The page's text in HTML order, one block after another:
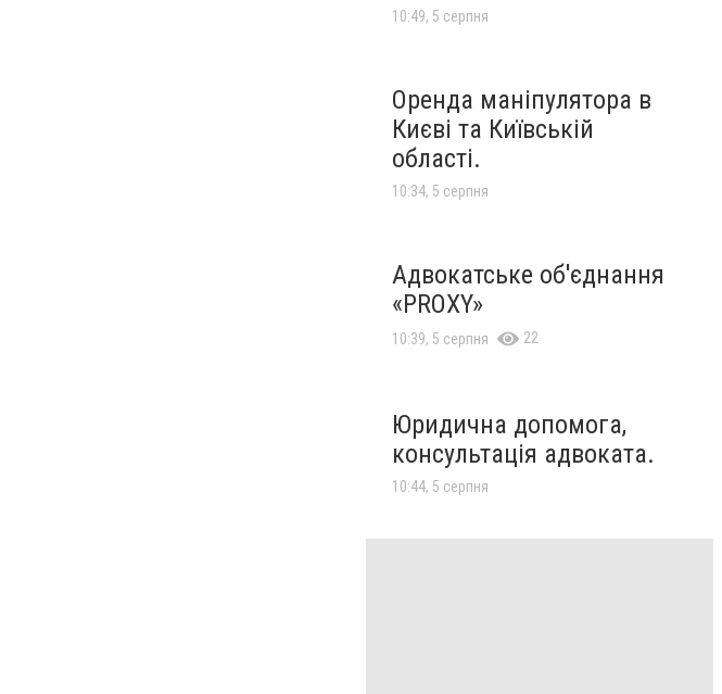
10:49, 5 серпня
Оренда маніпулятора в
Києві та Київській
області.
10:34, 5 серпня
Адвокатське об'єднання
«PROXY»
10:39, 5 серпня 22
Юридична допомога,
консультація адвоката.
10:44, 5 серпня